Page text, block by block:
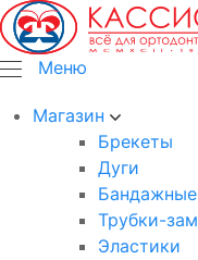
Меню
Магазин
Брекеты
Дуги
Трубки-
Эластики